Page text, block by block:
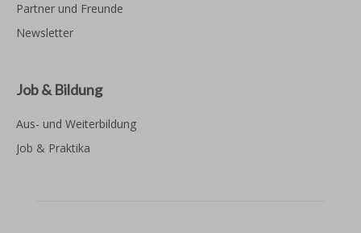
Partner und Freunde
Newsletter
Job & Bildung
Aus- und Weiterbildung
Job & Praktika